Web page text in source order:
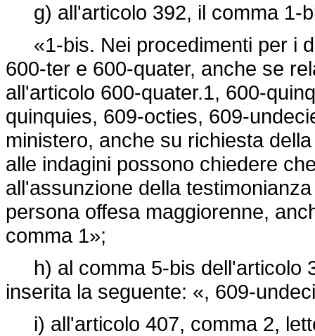
g) all'articolo 392, il comma 1-
«1-bis. Nei procedimenti per i
600-ter e 600-quater, anche se
all'articolo 600-quater.1, 600-
quinquies, 609-octies, 609-
ministero, anche su richiesta
alle indagini possono chiedere
all'assunzione della
persona offesa maggiorenne,
comma 1»;
h) al comma 5-bis dell'articolo
inserita la seguente: «, 609-
i) all'articolo 407, comma 2,